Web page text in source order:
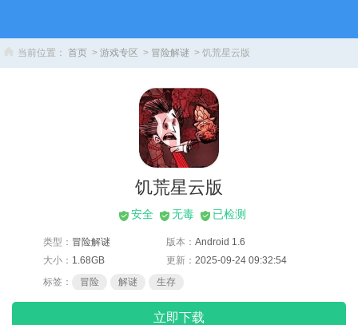
当前位置： 首页 > 游戏专区 > 冒险解谜 > 饥荒星云版
饥荒星云版
安全 无毒 已检测
立即下载
类型： 冒险解谜 版本： Android 1.6
大小： 1.68GB 更新： 2025-09-24 09:32:54
标签：
冒险 解谜 生存